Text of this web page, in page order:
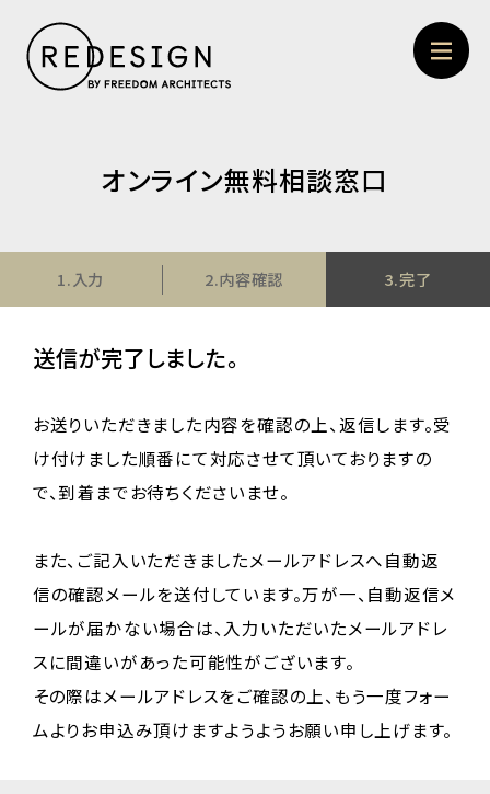
オンライン無料相談窓口
1.入力 2.内容確認 3.完了
送信が完了しました。
お送りいただきました内容を確認の上、返信します。受
け付けました順番にて対応させて頂いておりますの
で、到着までお待ちくださいませ。
また、ご記入いただきましたメールアドレスへ自動返
信の確認メールを送付しています。万が一、自動返信メ
ールが届かない場合は、入力いただいたメールアドレ
スに間違いがあった可能性がございます。
その際はメールアドレスをご確認の上、もう一度フォー
ムよりお申込み頂けますようようお願い申し上げます。